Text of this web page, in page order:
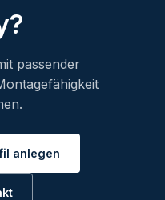
passender
anlegen